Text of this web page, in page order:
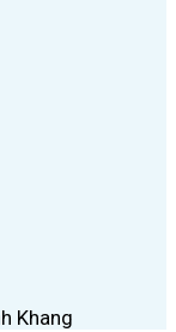
Khang